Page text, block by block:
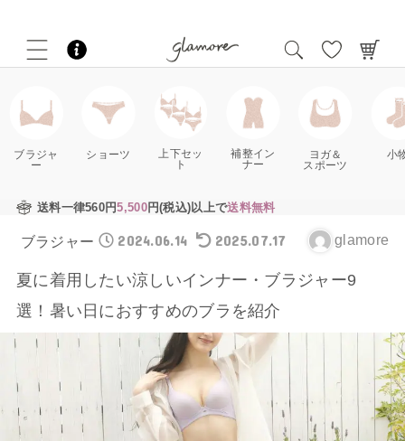
ブラジャ
ー
ショーツ
上下セッ
ト
補整イン
ナー
ヨガ＆
スポーツ
小
送料一律560円5,500円(税込)以上で送料無料
ブラジャー 2024.06.14 2025.07.17 glamore
夏に着用したい涼しいインナー・ブラジャー9
選！暑い日におすすめのブラを紹介